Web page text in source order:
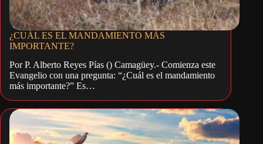
¿CUÁL ES EL MANDAMIENTO MÁS
IMPORTANTE?
Por P. Alberto Reyes Pías () Camagüey.- Comienza este
Evangelio con una pregunta: “¿Cuál es el mandamiento
más importante?” Es…